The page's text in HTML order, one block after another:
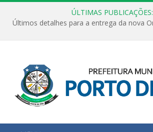
ÚLTIMAS PUBLICAÇÕES: